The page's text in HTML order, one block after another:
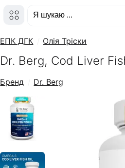
ЕПК ДГК Олія Тріски
Dr. Berg, Cod Liver
Бренд Dr. Berg